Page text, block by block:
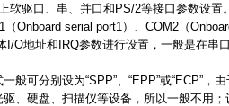
驱口、串、并口和PS/2等接口参数设置
（Onboard serial port1）、COM2（
I/O地址和IRQ参数进行设置，一般是在串
可分别设为“SPP”、“EPP”或“ECP”，
、硬盘、扫描仪等设备，所以一般不用；